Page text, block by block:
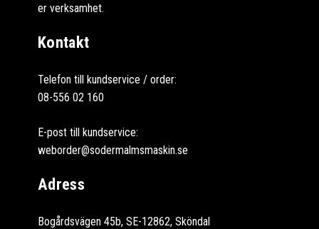
er verksamhet.
Kontakt
Telefon till kundservice / order:
08-556 02 160
E-post till kundservice:
weborder@sodermalmsmaskin.se
Adress
Bogårdsvägen 45b, SE-12862, Sköndal